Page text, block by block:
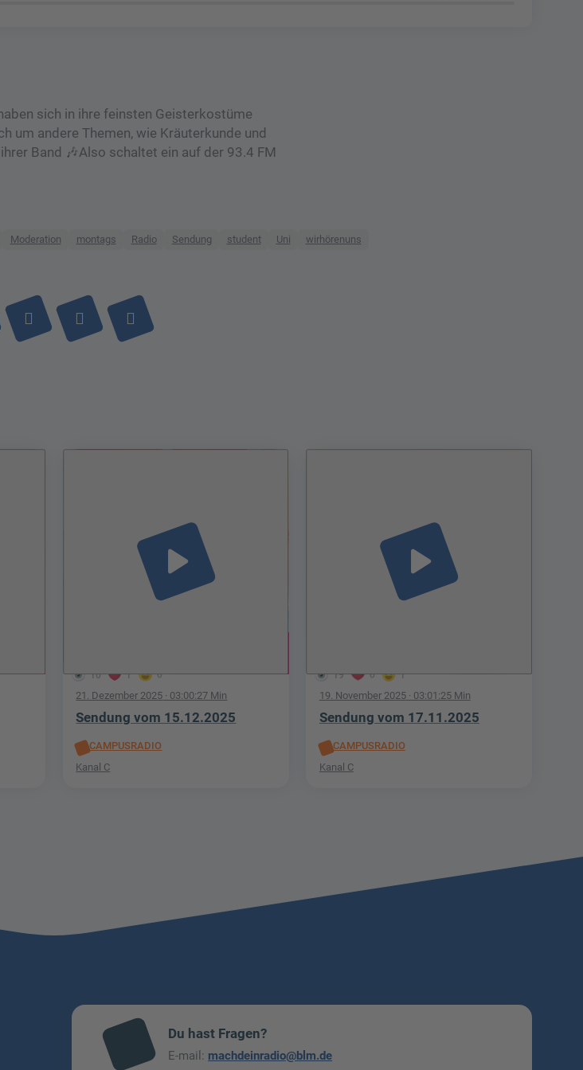
sich in ihre feinsten Geisterkostüme
um andere Themen, wie Kräuterkunde und
Band 🎶Also schaltet ein auf der 93.4 FM
Moderation montags Radio Sendung student Uni wirhörenuns
10 1 0
play_arrow
21. Dezember 2025 · 03:00:27 Min
Sendung vom 15.12.2025
CAMPUSRADIO
Kanal C
19 0 1
play_arrow
19. November 2025· 03:01:25 Min
Sendung vom 17.11.2025
CAMPUSRADIO
Kanal C
maiDu hast Fragen?
E-mail: machdeinradio@blm.de